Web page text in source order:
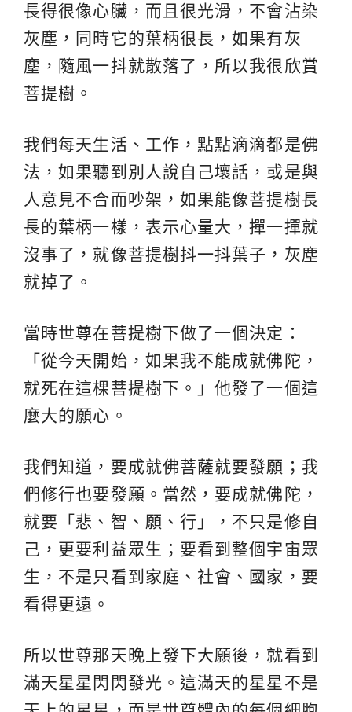
長得很像心臟，而且很光滑，不會沾染
灰塵，同時它的葉柄很長，如果有灰
塵，隨風一抖就散落了，所以我很欣賞
菩提樹。
我們每天生活、工作，點點滴滴都是佛
法，如果聽到別人說自己壞話，或是與
人意見不合而吵架，如果能像菩提樹長
長的葉柄一樣，表示心量大，撣一撣就
沒事了，就像菩提樹抖一抖葉子，灰塵
就掉了。
當時世尊在菩提樹下做了一個決定：
「從今天開始，如果我不能成就佛陀，
就死在這棵菩提樹下。」他發了一個這
麼大的願心。
我們知道，要成就佛菩薩就要發願；我
們修行也要發願。當然，要成就佛陀，
就要「悲、智、願、行」，不只是修自
己，更要利益眾生；要看到整個宇宙眾
生，不是只看到家庭、社會、國家，要
看得更遠。
所以世尊那天晚上發下大願後，就看到
滿天星星閃閃發光。這滿天的星星不是